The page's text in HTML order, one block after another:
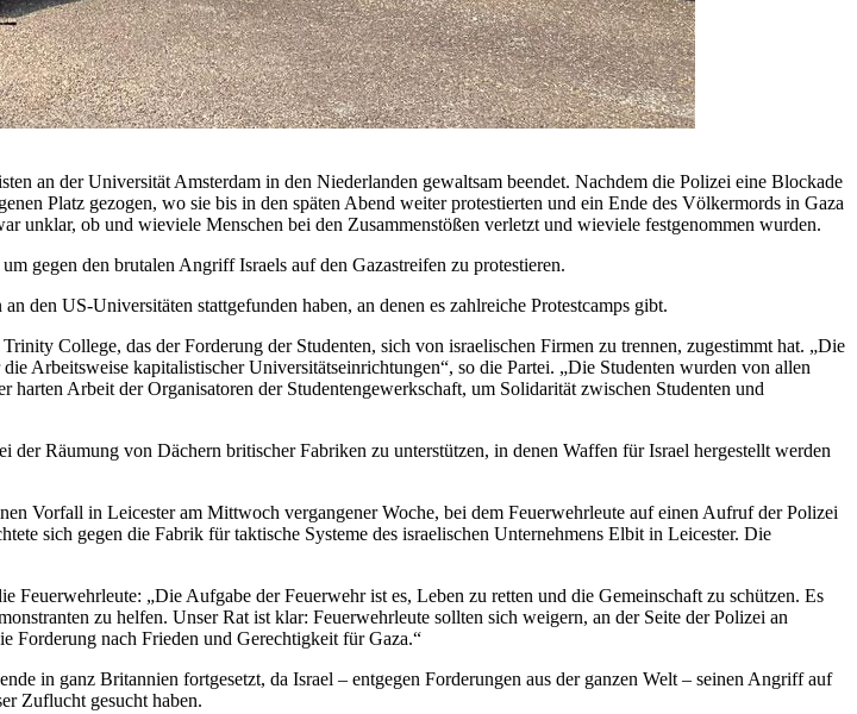
an der Universität Amsterdam in den Niederlanden gewaltsam beendet. Nachdem die Polizei eine Blockade
Platz gezogen, wo sie bis in den späten Abend weiter protestierten und ein Ende des Völkermords in Gaza
unklar, ob und wieviele Menschen bei den Zusammenstößen verletzt und wieviele festgenommen wurden.
gegen den brutalen Angriff Israels auf den Gazastreifen zu protestieren.
den US-Universitäten stattgefunden haben, an denen es zahlreiche Protestcamps gibt.
College, das der Forderung der Studenten, sich von israelischen Firmen zu trennen, zugestimmt hat. „Die
Arbeitsweise kapitalistischer Universitätseinrichtungen“, so die Partei. „Die Studenten wurden von allen
Arbeit der Organisatoren der Studentengewerkschaft, um Solidarität zwischen Studenten und
Räumung von Dächern britischer Fabriken zu unterstützen, in denen Waffen für Israel hergestellt werden
Vorfall in Leicester am Mittwoch vergangener Woche, bei dem Feuerwehrleute auf einen Aufruf der Polizei
sich gegen die Fabrik für taktische Systeme des israelischen Unternehmens Elbit in Leicester. Die
„Die Aufgabe der Feuerwehr ist es, Leben zu retten und die Gemeinschaft zu schützen. Es
zu helfen. Unser Rat ist klar: Feuerwehrleute sollten sich weigern, an der Seite der Polizei an
Forderung nach Frieden und Gerechtigkeit für Gaza.“
in ganz Britannien fortgesetzt, da Israel – entgegen Forderungen aus der ganzen Welt – seinen Angriff auf
Zuflucht gesucht haben.